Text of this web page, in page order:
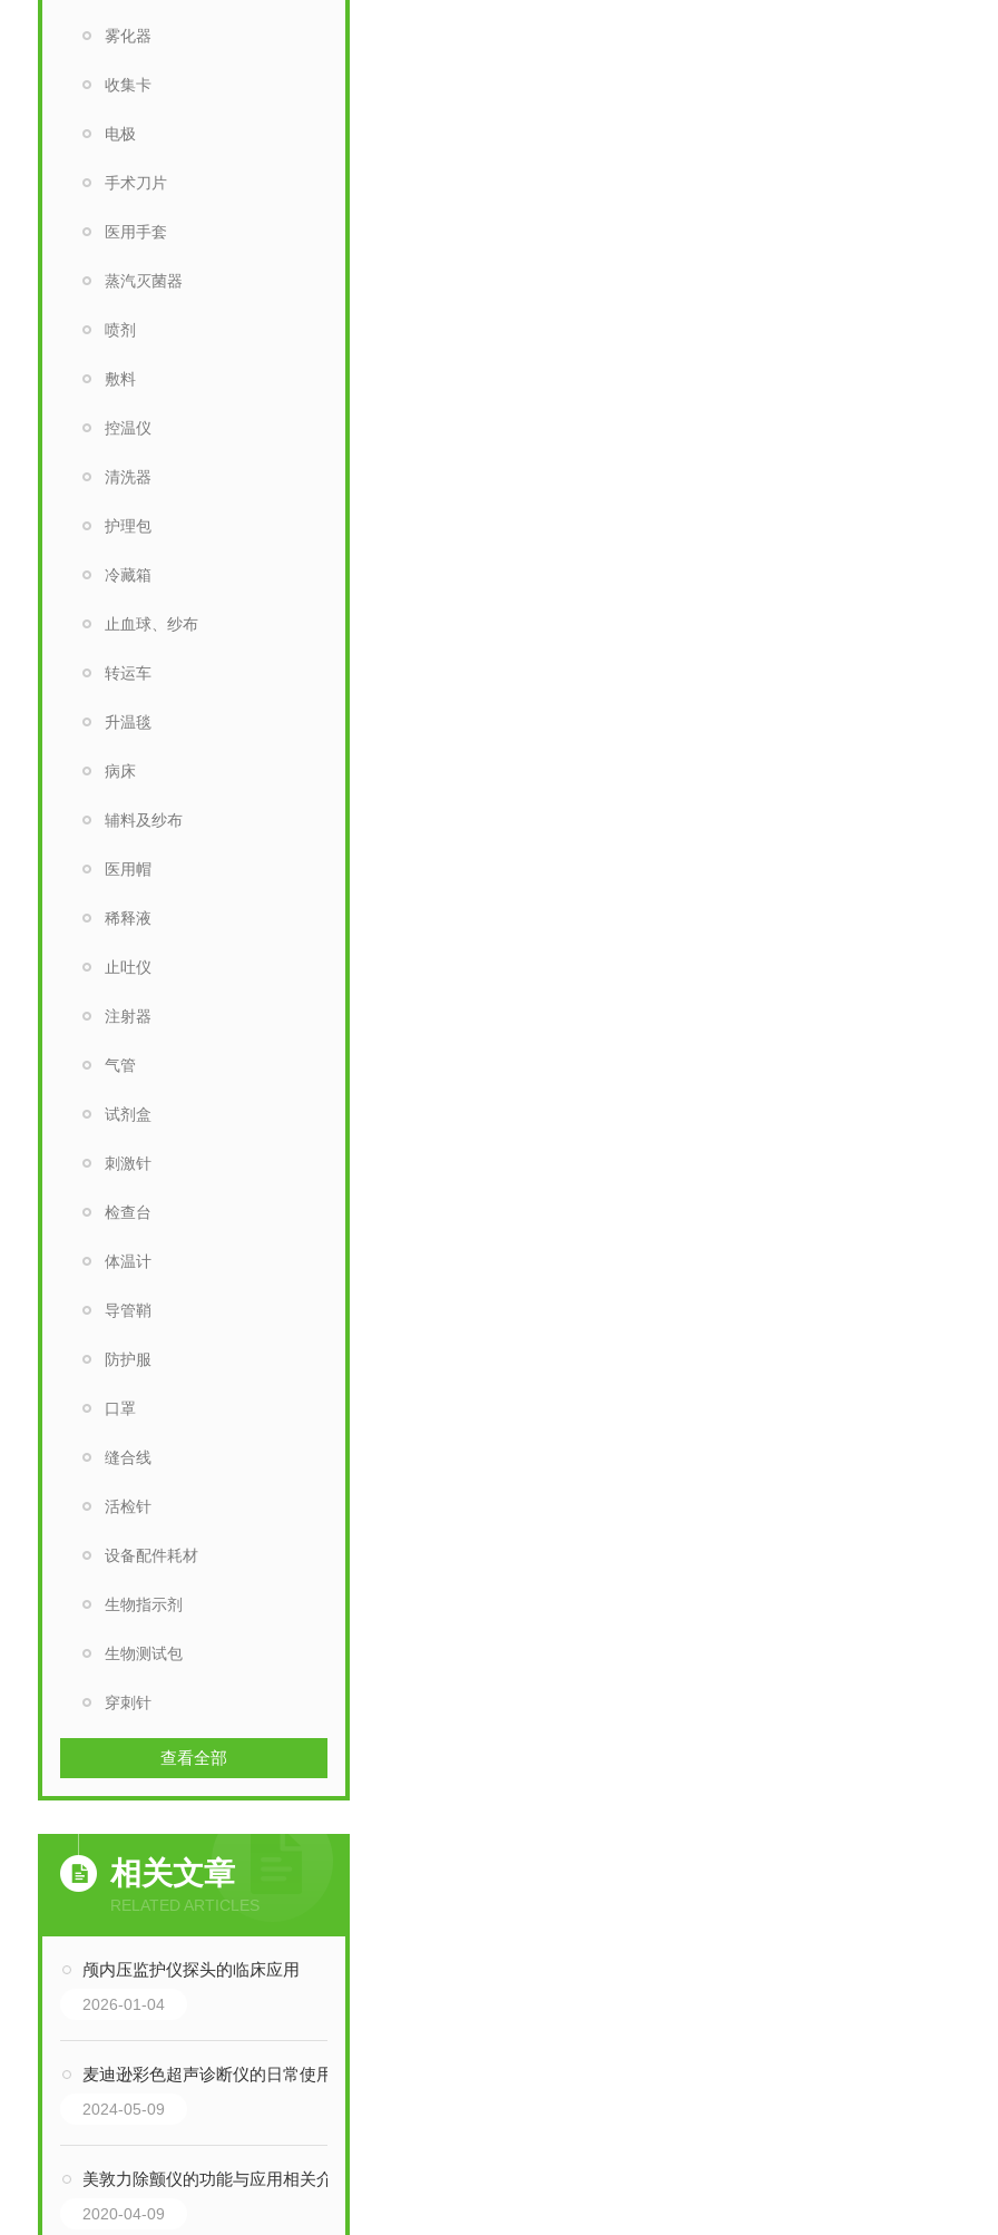
雾化器
收集卡
电极
手术刀片
医用手套
蒸汽灭菌器
喷剂
敷料
控温仪
清洗器
护理包
冷藏箱
止血球、纱布
转运车
升温毯
病床
辅料及纱布
医用帽
稀释液
止吐仪
注射器
气管
试剂盒
刺激针
检查台
体温计
导管鞘
防护服
口罩
缝合线
活检针
设备配件耗材
生物指示剂
生物测试包
穿刺针
查看全部
相关文章
RELATED ARTICLES
颅内压监护仪探头的临床应用
2026-01-04
麦迪逊彩色超声诊断仪的日常使用规范
2024-05-09
美敦力除颤仪的功能与应用相关介绍
2020-04-09